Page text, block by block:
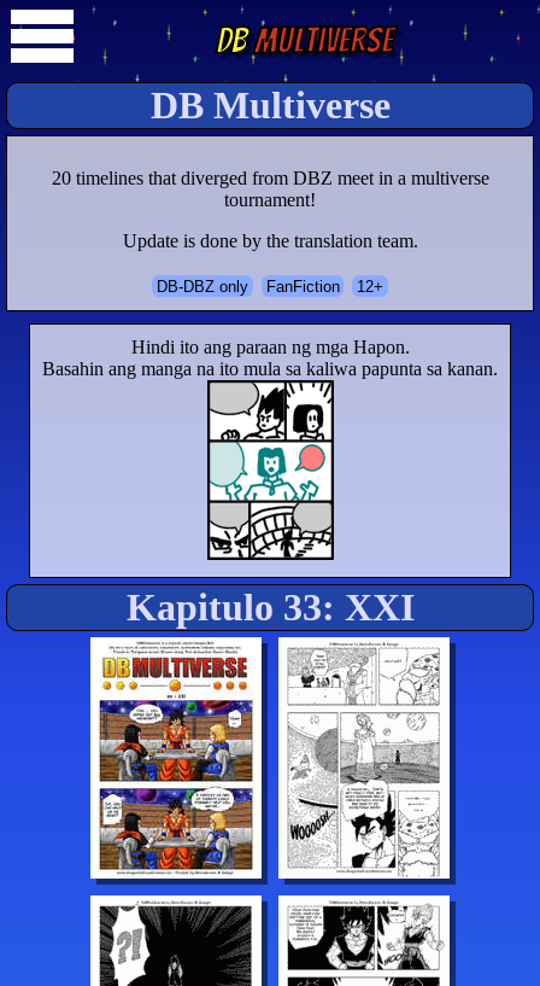
DBMultiverse
DB Multiverse
20 timelines that diverged from DBZ meet in a multiverse
tournament!
Update is done by the translation team.
DB-DBZ only FanFiction 12+
Hindi ito ang paraan ng mga Hapon.
Basahin ang manga na ito mula sa kaliwa papunta sa kanan.
Kapitulo 33: XXI